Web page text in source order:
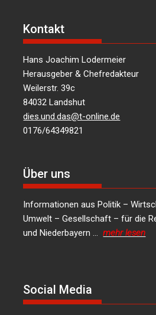
Kontakt
Hans Joachim Lodermeier
Herausgeber & Chefredakteur
Weilerstr. 39c
84032 Landshut
dies.und.das@t-online.de
0176/64349821
Über uns
Informationen aus Politik –
Umwelt – Gesellschaft – für die
und Niederbayern …mehr lesen
Social Media